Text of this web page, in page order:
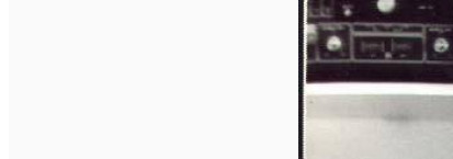
YouTube Teatrul de Balet Sibiu